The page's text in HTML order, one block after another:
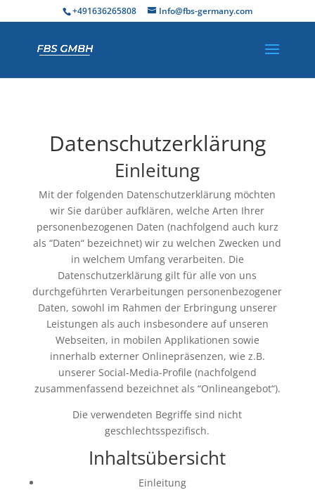
+491636265808 Info@fbs-germany.com
Datenschutzerklärung
Einleitung
Mit der folgenden Datenschutzerklärung möchten
wir Sie darüber aufklären, welche Arten Ihrer
personenbezogenen Daten (nachfolgend auch kurz
als “Daten“ bezeichnet) wir zu welchen Zwecken und
in welchem Umfang verarbeiten. Die
Datenschutzerklärung gilt für alle von uns
durchgeführten Verarbeitungen personenbezogener
Daten, sowohl im Rahmen der Erbringung unserer
Leistungen als auch insbesondere auf unseren
Webseiten, in mobilen Applikationen sowie
innerhalb externer Onlinepräsenzen, wie z.B.
unserer Social-Media-Profile (nachfolgend
zusammenfassend bezeichnet als “Onlineangebot“).
Die verwendeten Begriffe sind nicht
geschlechtsspezifisch.
Inhaltsübersicht
Einleitung